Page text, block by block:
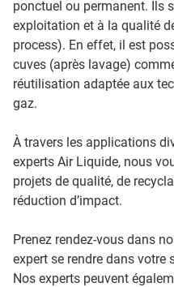
ponctuel ou permanent. Ils
exploitation et à la qualité
process). En effet, il est
cuves (après lavage)
réutilisation adaptée aux
gaz.
À travers les applications
experts Air Liquide, nous
projets de qualité, de
réduction d’impact.
Prenez rendez-vous dans
expert se rendre dans votre
Nos experts peuvent